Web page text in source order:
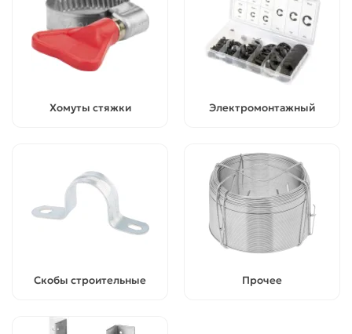
Хомуты стяжки Электромонтажный
Скобы строительные Прочее